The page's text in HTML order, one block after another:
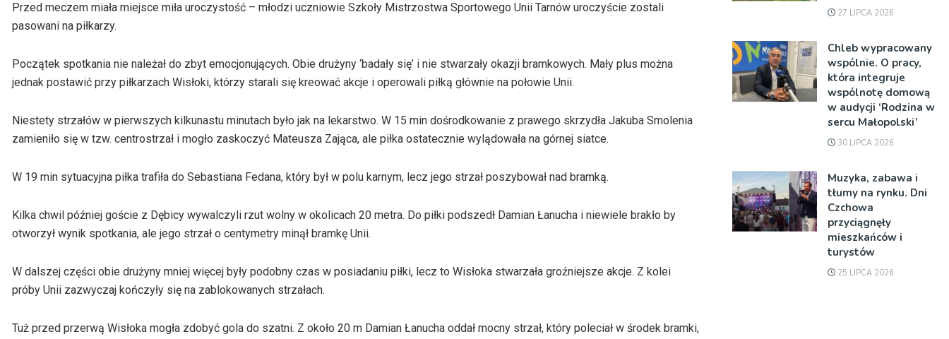
Przed meczem miała miejsce miła uroczystość – młodzi uczniowie Szkoły Mistrzostwa Sportowego Unii Tarnów uroczyście zostali
pasowani na piłkarzy.
Początek spotkania nie należał do zbyt emocjonujących. Obie drużyny ‘badały się’ i nie stwarzały okazji bramkowych. Mały plus można
jednak postawić przy piłkarzach Wisłoki, którzy starali się kreować akcje i operowali piłką głównie na połowie Unii.
Niestety strzałów w pierwszych kilkunastu minutach było jak na lekarstwo. W 15 min dośrodkowanie z prawego skrzydła Jakuba Smolenia
zamieniło się w tzw. centrostrzał i mogło zaskoczyć Mateusza Zająca, ale piłka ostatecznie wylądowała na górnej siatce.
W 19 min sytuacyjna piłka trafiła do Sebastiana Fedana, który był w polu karnym, lecz jego strzał poszybował nad bramką.
Kilka chwil później goście z Dębicy wywalczyli rzut wolny w okolicach 20 metra. Do piłki podszedł Damian Łanucha i niewiele brakło by
otworzył wynik spotkania, ale jego strzał o centymetry minął bramkę Unii.
W dalszej części obie drużyny mniej więcej były podobny czas w posiadaniu piłki, lecz to Wisłoka stwarzała groźniejsze akcje. Z kolei
próby Unii zazwyczaj kończyły się na zablokowanych strzałach.
Tuż przed przerwą Wisłoka mogła zdobyć gola do szatni. Z około 20 m Damian Łanucha oddał mocny strzał, który poleciał w środek bramki,
27 LIPCA 2026
Chleb wypracowany
wspólnie. O pracy,
która integruje
wspólnotę domową
w audycji ‘Rodzina w
sercu Małopolski’
30 LIPCA 2026
Muzyka, zabawa i
tłumy na rynku. Dni
Czchowa
przyciągnęły
mieszkańców i
turystów
25 LIPCA 2026